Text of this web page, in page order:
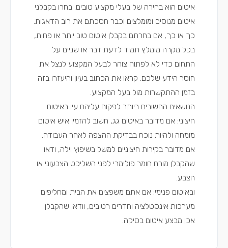
איטום הוא בחירה של בעלי מקצוע טובים. בחרו בקבלני
איטום מנוסים ומומלצים וכבר חסכתם את רוב הדאגות.
כך או כך, אם בחרתם בקבלן איטום טוב יותר או פחות,
בכל מקרה מומלץ תמיד לדעת דבר או שניים על
התחום כדי לא לפתוח צוהר לבעל המקצוע לנצל את
חוסר הידע שלכם. קראו את הכתוב בעיון והיעזרו בזה
בזמן ההתקשרות מול בעל המקצוע.
הנושאים החשובים ביותר לפקוח עליהם עין באיטום
חיצוני: אם מדובר באיטום גג, חשוב להזמין איש איטום
מומחה ולהיות נוכח בבדיקת ההצפה לאחר העבודה.
אם מדובר בקירות חיצוניים למשל בשיפוץ וילה, ודאו
שהקבלן מורח חומר פולימרי לפני השליכט הצבעוני או
הצבע.
ובאיטום פנימי: אם אתם משפצים את הבית ומחליפים
מערכות אינסטלציה וחדרים רטובים, וודאו שהקבלן
אכן מבצע איטום בסיקה.